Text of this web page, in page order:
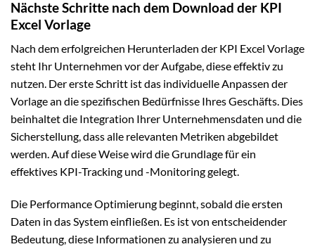
Nächste Schritte nach dem Download der KPI
Excel Vorlage
Nach dem erfolgreichen Herunterladen der KPI Excel Vorlage
steht Ihr Unternehmen vor der Aufgabe, diese effektiv zu
nutzen. Der erste Schritt ist das individuelle Anpassen der
Vorlage an die spezifischen Bedürfnisse Ihres Geschäfts. Dies
beinhaltet die Integration Ihrer Unternehmensdaten und die
Sicherstellung, dass alle relevanten Metriken abgebildet
werden. Auf diese Weise wird die Grundlage für ein
effektives KPI-Tracking und -Monitoring gelegt.
Die Performance Optimierung beginnt, sobald die ersten
Daten in das System einfließen. Es ist von entscheidender
Bedeutung, diese Informationen zu analysieren und zu